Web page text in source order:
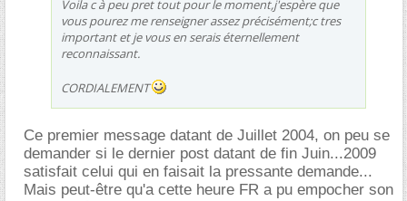
Voila c à peu pret tout pour le moment,j'espère que
vous pourez me renseigner assez précisément;c tres
important et je vous en serais éternellement
reconnaissant.
CORDIALEMENT
Ce premier message datant de Juillet 2004, on peu se
demander si le dernier post datant de fin Juin...2009
satisfait celui qui en faisait la pressante demande...
Mais peut-être qu'a cette heure FR a pu empocher son